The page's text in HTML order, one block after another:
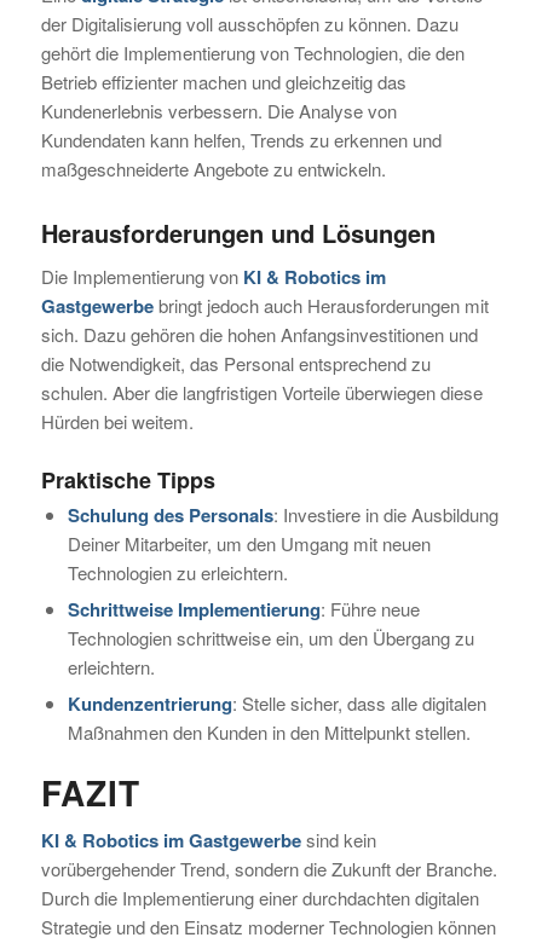
der Digitalisierung voll ausschöpfen zu können. Dazu
gehört die Implementierung von Technologien, die den
Betrieb effizienter machen und gleichzeitig das
Kundenerlebnis verbessern. Die Analyse von
Kundendaten kann helfen, Trends zu erkennen und
maßgeschneiderte Angebote zu entwickeln.
Herausforderungen und Lösungen
Die Implementierung von KI & Robotics im
Gastgewerbebringt jedoch auch Herausforderungen mit
sich. Dazu gehören die hohen Anfangsinvestitionen und
die Notwendigkeit, das Personal entsprechend zu
schulen. Aber die langfristigen Vorteile überwiegen diese
Hürden bei weitem.
Praktische Tipps
Schulung des Personals: Investiere in die Ausbildung
Deiner Mitarbeiter, um den Umgang mit neuen
Technologien zu erleichtern.
Schrittweise Implementierung: Führe neue
Technologien schrittweise ein, um den Übergang zu
erleichtern.
Kundenzentrierung: Stelle sicher, dass alle digitalen
Maßnahmen den Kunden in den Mittelpunkt stellen.
FAZIT
KI & Robotics im Gastgewerbesind kein
vorübergehender Trend, sondern die Zukunft der Branche.
Durch die Implementierung einer durchdachten digitalen
Strategie und den Einsatz moderner Technologien können